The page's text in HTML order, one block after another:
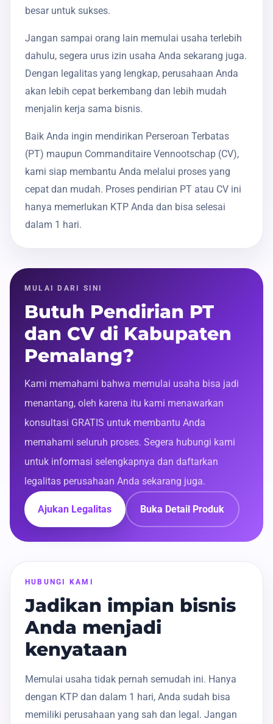
besar untuk sukses.
Jangan sampai orang lain memulai usaha terlebih
dahulu, segera urus izin usaha Anda sekarang juga.
Dengan legalitas yang lengkap, perusahaan Anda
akan lebih cepat berkembang dan lebih mudah
menjalin kerja sama bisnis.
Baik Anda ingin mendirikan Perseroan Terbatas
(PT) maupun Commanditaire Vennootschap (CV),
kami siap membantu Anda melalui proses yang
cepat dan mudah. Proses pendirian PT atau CV ini
hanya memerlukan KTP Anda dan bisa selesai
dalam 1 hari.
MULAI DARI SINI
Butuh Pendirian PT
dan CV di Kabupaten
Pemalang?
Kami memahami bahwa memulai usaha bisa jadi
menantang, oleh karena itu kami menawarkan
konsultasi GRATIS untuk membantu Anda
memahami seluruh proses. Segera hubungi kami
untuk informasi selengkapnya dan daftarkan
legalitas perusahaan Anda sekarang juga.
Ajukan Legalitas Buka Detail Produk
HUBUNGI KAMI
Jadikan impian bisnis
Anda menjadi
kenyataan
Memulai usaha tidak pernah semudah ini. Hanya
dengan KTP dan dalam 1 hari, Anda sudah bisa
memiliki perusahaan yang sah dan legal. Jangan